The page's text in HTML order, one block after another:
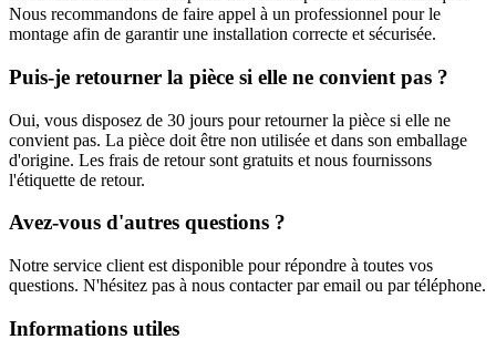
Nous recommandons de faire appel à un professionnel pour le
montage afin de garantir une installation correcte et sécurisée.
Puis-je retourner la pièce si elle ne convient pas ?
Oui, vous disposez de 30 jours pour retourner la pièce si elle ne
convient pas. La pièce doit être non utilisée et dans son emballage
d'origine. Les frais de retour sont gratuits et nous fournissons
l'étiquette de retour.
Avez-vous d'autres questions ?
Notre service client est disponible pour répondre à toutes vos
questions. N'hésitez pas à nous contacter par email ou par téléphone.
Informations utiles